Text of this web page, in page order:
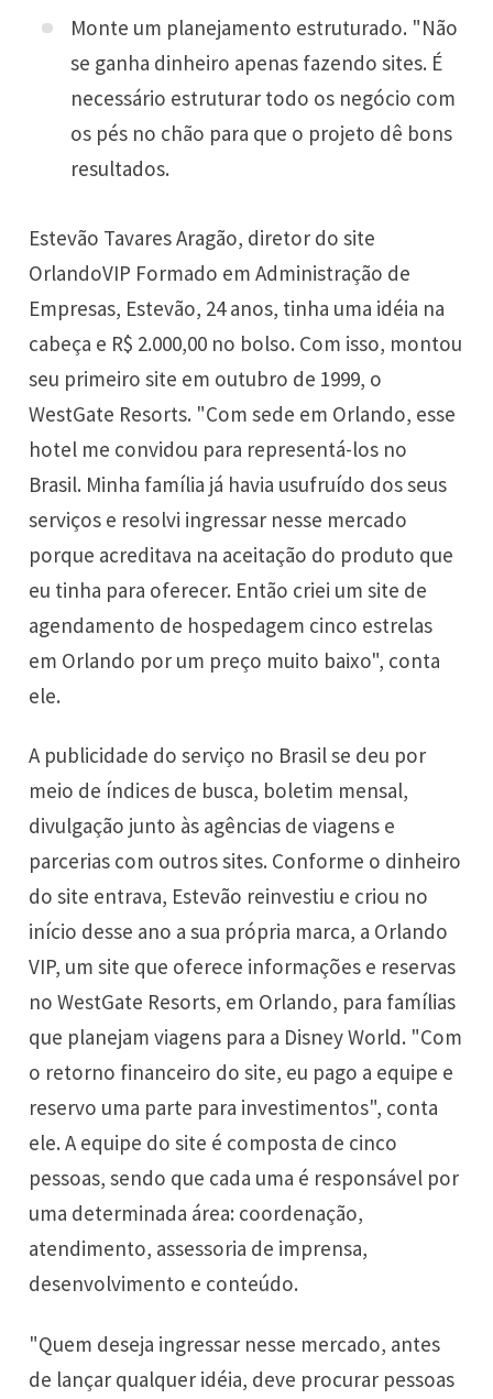
Monte um planejamento estruturado. "Não
se ganha dinheiro apenas fazendo sites. É
necessário estruturar todo os negócio com
os pés no chão para que o projeto dê bons
resultados.
Estevão Tavares Aragão, diretor do site
OrlandoVIP Formado em Administração de
Empresas, Estevão, 24 anos, tinha uma idéia na
cabeça e R$ 2.000,00 no bolso. Com isso, montou
seu primeiro site em outubro de 1999, o
WestGate Resorts. "Com sede em Orlando, esse
hotel me convidou para representá-los no
Brasil. Minha família já havia usufruído dos seus
serviços e resolvi ingressar nesse mercado
porque acreditava na aceitação do produto que
eu tinha para oferecer. Então criei um site de
agendamento de hospedagem cinco estrelas
em Orlando por um preço muito baixo", conta
ele.
A publicidade do serviço no Brasil se deu por
meio de índices de busca, boletim mensal,
divulgação junto às agências de viagens e
parcerias com outros sites. Conforme o dinheiro
do site entrava, Estevão reinvestiu e criou no
início desse ano a sua própria marca, a Orlando
VIP, um site que oferece informações e reservas
no WestGate Resorts, em Orlando, para famílias
que planejam viagens para a Disney World. "Com
o retorno financeiro do site, eu pago a equipe e
reservo uma parte para investimentos", conta
ele. A equipe do site é composta de cinco
pessoas, sendo que cada uma é responsável por
uma determinada área: coordenação,
atendimento, assessoria de imprensa,
desenvolvimento e conteúdo.
"Quem deseja ingressar nesse mercado, antes
de lançar qualquer idéia, deve procurar pessoas